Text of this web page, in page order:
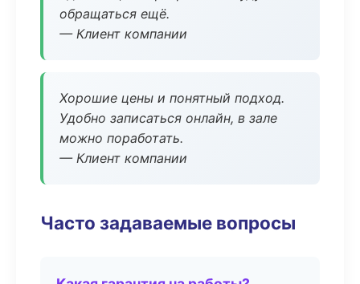
обращаться ещё.
— Клиент компании
Хорошие цены и понятный подход.
Удобно записаться онлайн, в зале
можно поработать.
— Клиент компании
Часто задаваемые вопросы